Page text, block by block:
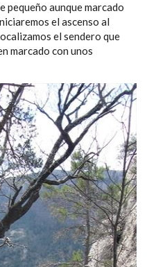
pequeño aunque marcado
el ascenso al
el sendero que
marcado con unos